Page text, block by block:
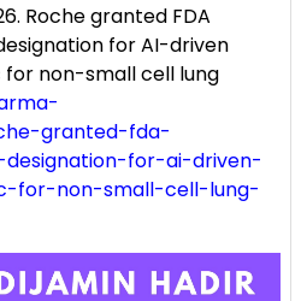
Roche granted FDA
for AI-driven
non-small cell lung
granted-fda-
for-ai-driven-
for-non-small-cell-lung-